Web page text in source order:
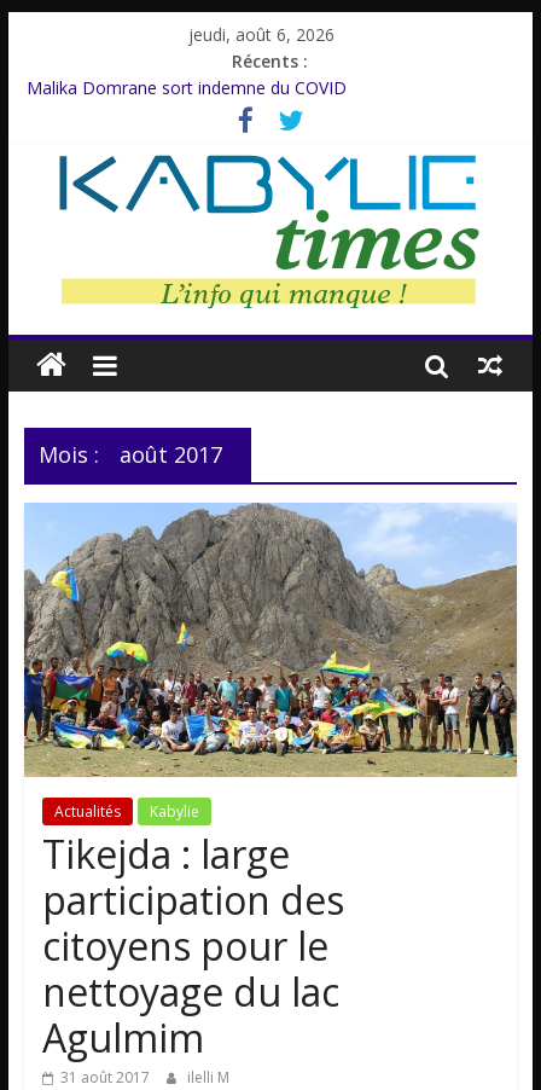
jeudi, août 6, 2026
Récents :
Malika Domrane sort indemne du COVID
Dracula : Une légende inspirée d’un personnage réel
Azzedine Meddour: Un cinéaste émérite, un parcours inachevé
Amnesty International rompt le silence
Farid M’Sili : Une vie au service de la jeunesse.
Mois : août 2017
Actualités Kabylie
Tikejda : large
participation des
citoyens pour le
nettoyage du lac
Agulmim
31 août 2017 ilelli M